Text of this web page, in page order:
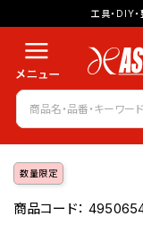
工具・DIY
数量限定
商品コード：